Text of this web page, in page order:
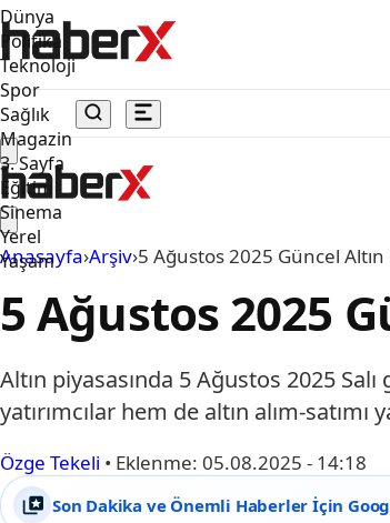
Dünya
Politika
Teknoloji
Spor
Sağlık
Magazin
3. Sayfa
Eğitim
Sinema
Yerel
Yaşam
Anasayfa›Arşiv›5 Ağustos 2025 Güncel Altın
5 Ağustos 2025
Altın piyasasında 5 Ağustos 2025
yatırımcılar hem de altın alım-
Özge Tekeli • Eklenme: 05.08.2025 - 14:18
Son Dakika ve Önemli Haberler İçin